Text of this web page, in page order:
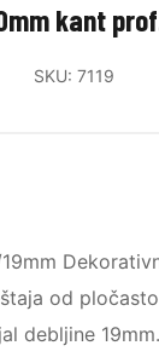
kant
SKU: 7119
od
debljine